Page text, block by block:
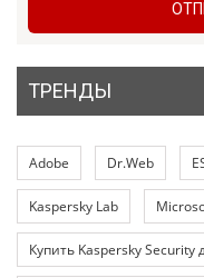
ТРЕНДЫ
Adobe Dr.Web
Kaspersky Lab
Купить Kaspersky Security